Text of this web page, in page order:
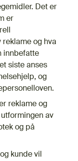
Det er
er
og hva
innbefatte
siste anses
og
reklame og
av
og på
kunde vil